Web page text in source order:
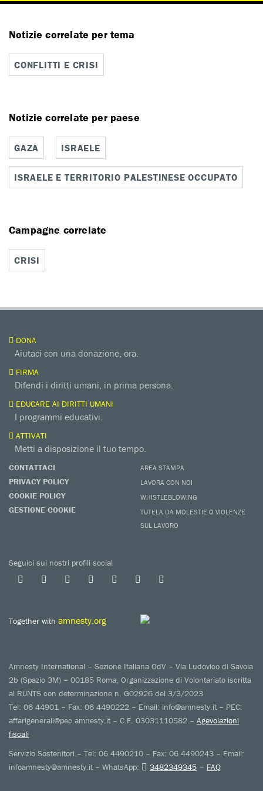
Notizie correlate per tema
CONFLITTI E CRISI
Notizie correlate per paese
GAZA ISRAELE
ISRAELE E TERRITORIO PALESTINESE OCCUPATO
Campagne correlate
CRISI
DONA
Aiutaci con una donazione, ora.
FIRMA
Difendi i diritti umani, in prima persona.
EDUCARE AI DIRITTI UMANI
I programmi educativi.
ATTIVATI
Metti a disposizione il tuo tempo.
CONTATTACI
PRIVACY POLICY
COOKIE POLICY
GESTIONE COOKIE
AREA STAMPA
LAVORA CON NOI
WHISTLEBLOWING
TUTELA DA MOLESTIE O VIOLENZE
SUL LAVORO
Seguici sui nostri profili social
Together with amnesty.org
Amnesty International – Sezione Italiana OdV – Via Ludovico di Savoia
2b (Spazio 3M) – 00185 Roma, Organizzazione di Volontariato iscritta
al RUNTS con determinazione n. G02926 del 3/3/2023
Tel: 06 44901 – Fax: 06 4490222 – Email: info@amnesty.it – PEC:
affarigenerali@pec.amnesty.it – C.F. 03031110582 – Agevolazioni
fiscali
Servizio Sostenitori – Tel: 06 4490210 – Fax: 06 4490243 – Email:
infoamnesty@amnesty.it – WhatsApp:
3482349345 – FAQ